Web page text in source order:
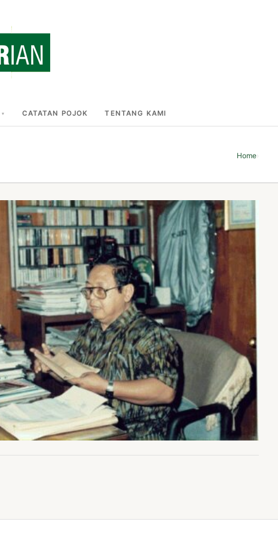
CATATAN POJOK TENTANG KAMI
Home›